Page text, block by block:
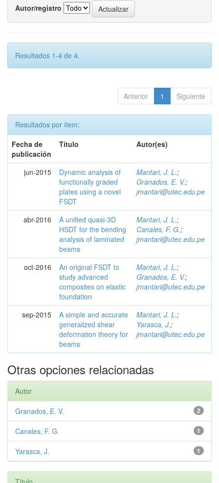
Autor/registro
Resultados 1-4 de 4.
Anterior 1 Siguiente
Resultados por ítem:
Fecha de
publicación
Título Autor(es)
jun-2015
Dynamic analysis of
functionally graded
plates using a novel
FSDT
Mantari, J. L.;
Granados, E. V.;
jmantari@utec.edu.pe
abr-2016
A unified quasi-3D
HSDT for the bending
analysis of laminated
beams
Mantari, J. L.;
Canales, F. G.;
jmantari@utec.edu.pe
oct-2016
An original FSDT to
study advanced
composites on elastic
foundation
Mantari, J. L.;
Granados, E. V.;
jmantari@utec.edu.pe
sep-2015
A simple and accurate
generalized shear
deformation theory for
beams
Mantari, J. L.;
Yarasca, J.;
jmantari@utec.edu.pe
Otras opciones relacionadas
Autor
2
Granados, E. V.
1
Canales, F. G.
1
Yarasca, J.